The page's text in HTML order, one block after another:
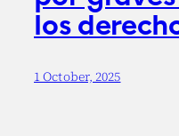
los
1 October, 2025